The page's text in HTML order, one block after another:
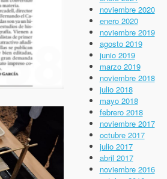
noviembre 2020
enero 2020
noviembre 2019
agosto 2019
junio 2019
marzo 2019
noviembre 2018
julio 2018
mayo 2018
febrero 2018
noviembre 2017
octubre 2017
julio 2017
abril 2017
noviembre 2016